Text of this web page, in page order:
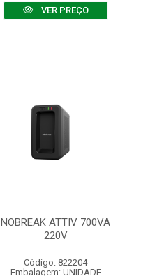
VER PREÇO
NOBREAK ATTIV 700VA
220V
Código: 822204
Embalagem: UNIDADE